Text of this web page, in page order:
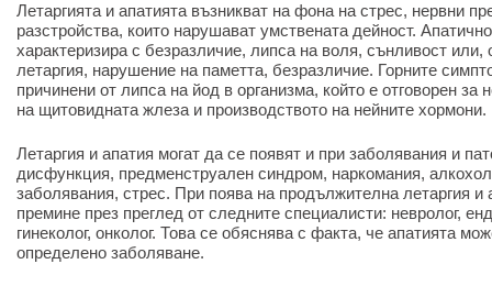
Летаргията и апатията възникват на фона на стрес, нервни
разстройства, които нарушават умствената дейност.
характеризира с безразличие, липса на воля, сънливост или,
летаргия, нарушение на паметта, безразличие. Горните
причинени от липса на йод в организма, който е отговорен
на щитовидната жлеза и производството на нейните хормони.
Летаргия и апатия могат да се появят и при заболявания и
дисфункция, предменструален синдром, наркомания,
заболявания, стрес. При поява на продължителна летаргия
премине през преглед от следните специалисти: невролог,
гинеколог, онколог. Това се обяснява с факта, че апатията
определено заболяване.